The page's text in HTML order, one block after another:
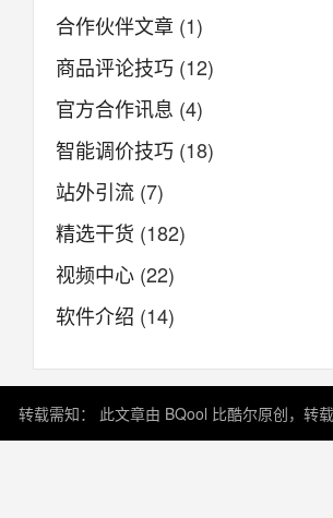
合作伙伴文章 (1)
商品评论技巧 (12)
官方合作讯息 (4)
智能调价技巧 (18)
站外引流 (7)
精选干货 (182)
视频中心 (22)
软件介绍 (14)
转载需知： 此文章由 BQool 比酷尔原创，转